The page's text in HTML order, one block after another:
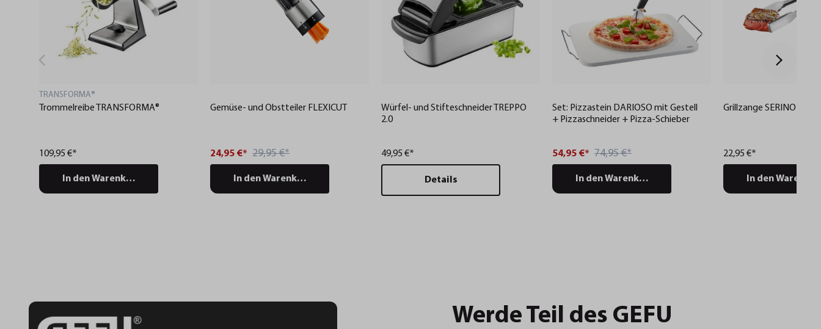
TRANSFORMA®
Trommelreibe TRANSFORMA®
109,95 €*
In den Warenkorb
Gemüse- und Obstteiler FLEXICUT
24,95 €* 29,95 €*
In den Warenkorb
Würfel- und Stifteschneider TREPPO
2.0
49,95 €*
Details
Set: Pizzastein DARIOSO mit Gestell
+ Pizzaschneider + Pizza-Schieber
54,95 €* 74,95 €*
In den Warenkorb
Grillzange SERINO
22,95 €*
In den
Werde Teil des GEFU